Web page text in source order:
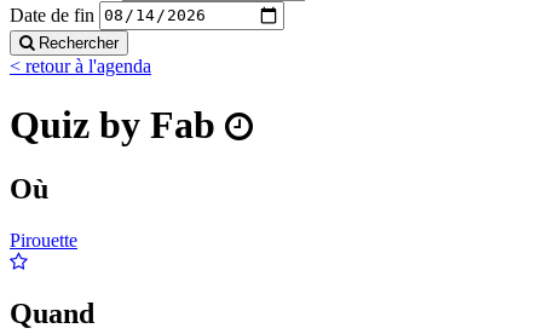
Date de fin
Rechercher
< retour à l'agenda
Quiz by Fab
Où
Pirouette
Quand